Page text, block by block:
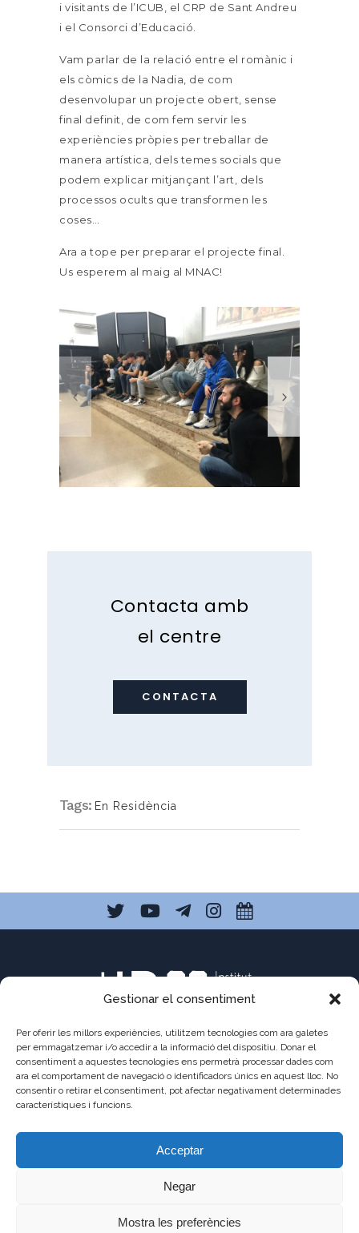
Gestionar el consentiment
Per oferir les millors experiències, utilitzem tecnologies com ara galetes
per emmagatzemar i/o accedir a la informació del dispositiu. Donar el
consentiment a aquestes tecnologies ens permetrà processar dades com
ara el comportament de navegació o identificadors únics en aquest lloc. No
consentir o retirar el consentiment, pot afectar negativament determinades
característiques i funcions.
Acceptar
Negar
Mostra les preferències
i visitants de l’ICUB, el CRP de Sant Andreu
i el Consorci d’Educació.
Vam parlar de la relació entre el romànic i
els còmics de la Nadia, de com
desenvolupar un projecte obert, sense
final definit, de com fem servir les
experiències pròpies per treballar de
manera artística, dels temes socials que
podem explicar mitjançant l’art, dels
processos ocults que transformen les
coses…
Ara a tope per preparar el projecte final.
Us esperem al maig al MNAC!
Contacta amb
el centre
CONTACTA
Tags: En Residència
C/ Pau Claris 121
08009 Barcelona
93 487 03 01